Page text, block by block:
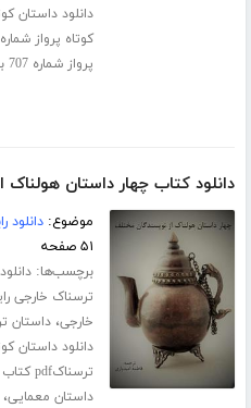
دانلود داستان
کوتاه پرواز شماره 707 برای
پرواز شماره 707 برای ایفون
دانلود کتاب چهار داستان
موضوع:دانلود
۵۱ صفحه
برچسب‌ها:
ترسناک خارجی
خارجی،داستان
دانلود داستان
ترسناکpdf کتاب ترسناک
داستان معمایی